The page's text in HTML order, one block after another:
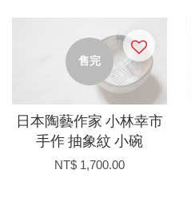
售完
日本陶藝作家 小林幸市
手作 抽象紋 小碗
NT$ 1,700.00